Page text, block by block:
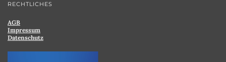
RECHTLICHES
AGB
Impressum
Datenschutz